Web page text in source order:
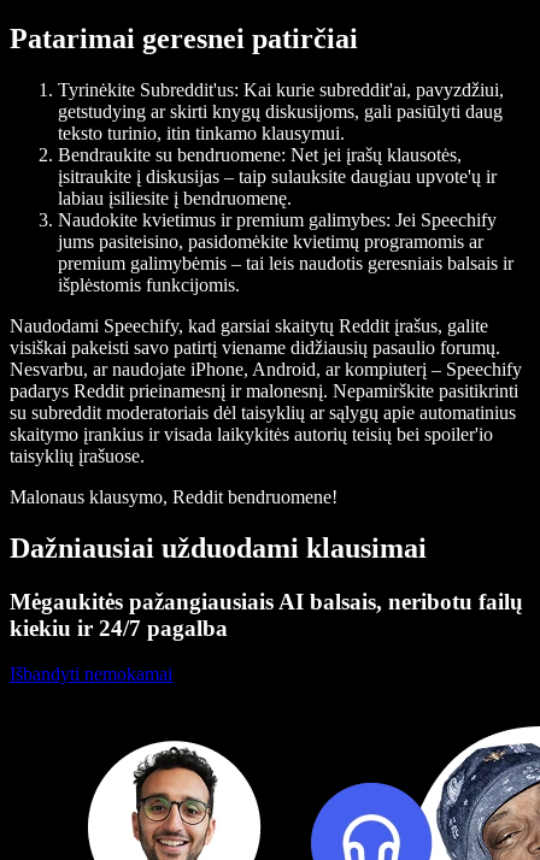
Patarimai geresnei patirčiai
Tyrinėkite Subreddit'us: Kai kurie subreddit'ai, pavyzdžiui,
getstudying ar skirti knygų diskusijoms, gali pasiūlyti daug
teksto turinio, itin tinkamo klausymui.
Bendraukite su bendruomene: Net jei įrašų klausotės,
įsitraukite į diskusijas – taip sulauksite daugiau upvote'ų ir
labiau įsiliesite į bendruomenę.
Naudokite kvietimus ir premium galimybes: Jei Speechify
jums pasiteisino, pasidomėkite kvietimų programomis ar
premium galimybėmis – tai leis naudotis geresniais balsais ir
išplėstomis funkcijomis.
Naudodami Speechify, kad garsiai skaitytų Reddit įrašus, galite
visiškai pakeisti savo patirtį viename didžiausių pasaulio forumų.
Nesvarbu, ar naudojate iPhone, Android, ar kompiuterį – Speechify
padarys Reddit prieinamesnį ir malonesnį. Nepamirškite pasitikrinti
su subreddit moderatoriais dėl taisyklių ar sąlygų apie automatinius
skaitymo įrankius ir visada laikykitės autorių teisių bei spoiler'io
taisyklių įrašuose.
Malonaus klausymo, Reddit bendruomene!
Dažniausiai užduodami klausimai
Mėgaukitės pažangiausiais AI balsais, neribotu failų
kiekiu ir 24/7 pagalba
Išbandyti nemokamai